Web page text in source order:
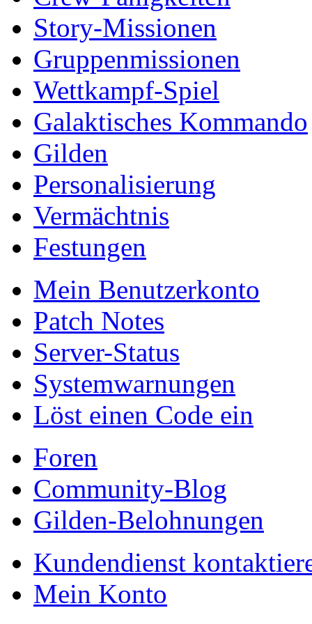
Story-Missionen
Gruppenmissionen
Wettkampf-Spiel
Galaktisches Kommando
Gilden
Personalisierung
Vermächtnis
Festungen
Mein Benutzerkonto
Patch Notes
Server-Status
Systemwarnungen
Löst einen Code ein
Foren
Community-Blog
Gilden-Belohnungen
Kundendienst
Mein Konto